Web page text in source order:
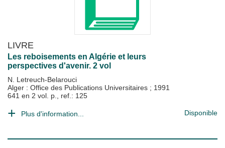
LIVRE
Les reboisements en Algérie et leurs
perspectives d'avenir. 2 vol
N. Letreuch-Belarouci
Alger : Office des Publications Universitaires ; 1991
641 en 2 vol. p., ref.: 125
Plus d'information... Disponible